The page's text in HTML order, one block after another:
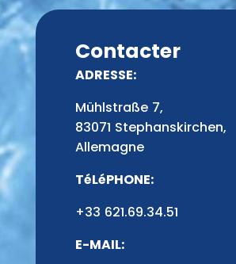
Contacter
ADRESSE:
Mühlstraße 7,
83071 Stephanskirchen,
Allemagne
TéLéPHONE:
+33 621.69.34.51
E-MAIL: